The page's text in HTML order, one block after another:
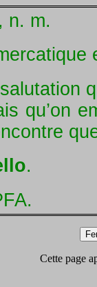
, n. m.
qu’on
.
Cette page